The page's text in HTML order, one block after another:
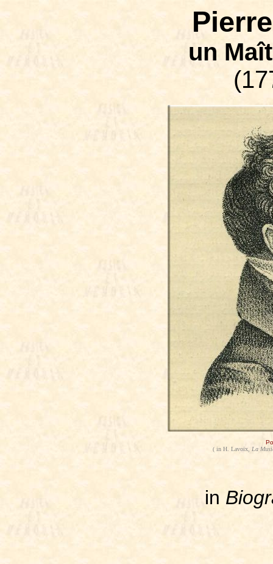
un
( in H. Lavoix,
La
in